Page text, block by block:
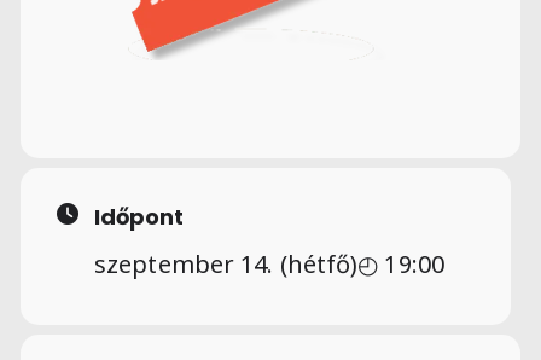
Időpont
szeptember 14. (hétfő)◴ 19:00